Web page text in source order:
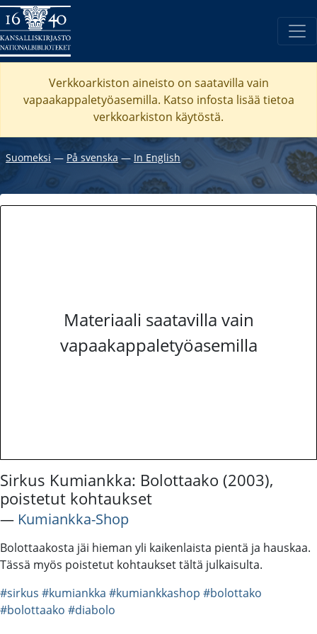
Verkkoarkiston aineisto on saatavilla vain
vapaakappaletyöasemilla. Katso infosta lisää tietoa
verkkoarkiston käytöstä.
Suomeksi ― På svenska― In English
Materiaali saatavilla vain
vapaakappaletyöasemilla
Sirkus Kumiankka: Bolottaako (2003),
poistetut kohtaukset
― Kumiankka-Shop
Bolottaakosta jäi hieman yli kaikenlaista pientä ja hauskaa.
Tässä myös poistetut kohtaukset tältä julkaisulta.
#sirkus #kumiankka #kumiankkashop #bolottako
#bolottaako #diabolo